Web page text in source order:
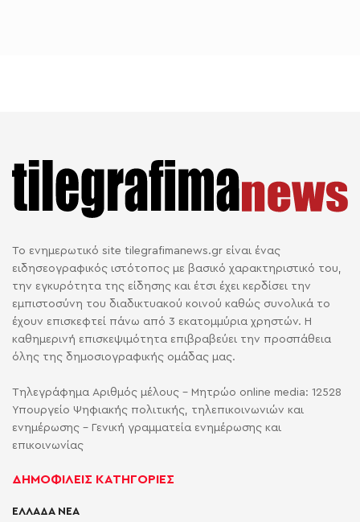
Το ενημερωτικό site tilegrafimanews.gr είναι ένας
ειδησεογραφικός ιστότοπος με βασικό χαρακτηριστικό του,
την εγκυρότητα της είδησης και έτσι έχει κερδίσει την
εμπιστοσύνη του διαδικτυακού κοινού καθώς συνολικά το
έχουν επισκεφτεί πάνω από 3 εκατομμύρια χρηστών. Η
καθημερινή επισκεψιμότητα επιβραβεύει την προσπάθεια
όλης της δημοσιογραφικής ομάδας μας.
Τηλεγράφημα Αριθμός μέλους - Μητρώο online media: 12528
Υπουργείο Ψηφιακής πολιτικής, τηλεπικοινωνιών και
ενημέρωσης - Γενική γραμματεία ενημέρωσης και
επικοινωνίας
ΔΗΜΟΦΙΛΕΙΣ ΚΑΤΗΓΟΡΙΕΣ
ΕΛΛΑΔΑ ΝΕΑ